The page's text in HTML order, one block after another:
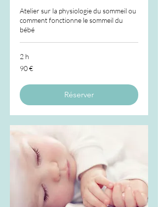
Atelier sur la physiologie du sommeil ou
comment fonctionne le sommeil du
bébé
2 h
90
euros
90 €
Réserver